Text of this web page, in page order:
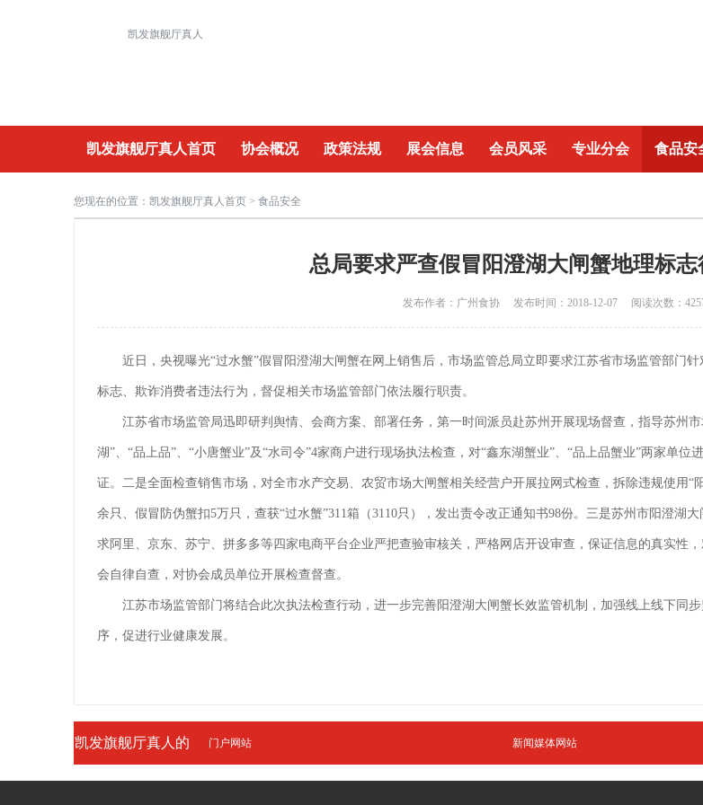
凯发旗舰厅真人
凯发旗舰厅真人首页 协会概况 政策法规 展会信息 会员风采 专业分会 食品安
重要活动
您现在的位置： 凯发旗舰厅真人首页 > 食品安全
总局要求严查假冒阳澄湖大闸蟹地理标
发布作者：广州食协 发布时间：2018-12-07 阅读次数：
近日，央视曝光“过水蟹”假冒阳澄湖大闸蟹在网上销售后，市场监管总局立即要求江苏省市场监管部门
标志、欺诈消费者违法行为，督促相关市场监管部门依法履行职责。
江苏省市场监管局迅即研判舆情、会商方案、部署任务，第一时间派员赴苏州开展现场督查，指导苏州
湖”、“品上品”、“小唐蟹业”及“水司令”4家商户进行现场执法检查，对“鑫东湖蟹业”、“品上品蟹业”两家单
证。二是全面检查销售市场，对全市水产交易、农贸市场大闸蟹相关经营户开展拉网式检查，拆除违规使用“
余只、假冒防伪蟹扣5万只，查获“过水蟹”311箱（3110只），发出责令改正通知书98份。三是苏州市阳澄
求阿里、京东、苏宁、拼多多等四家电商平台企业严把查验审核关，严格网店开设审查，保证信息的真实性
会自律自查，对协会成员单位开展检查督查。
江苏市场监管部门将结合此次执法检查行动，进一步完善阳澄湖大闸蟹长效监管机制，加强线上线下同
序，促进行业健康发展。
凯发旗舰厅真人的
友情链接
门户网站 新闻媒体网站